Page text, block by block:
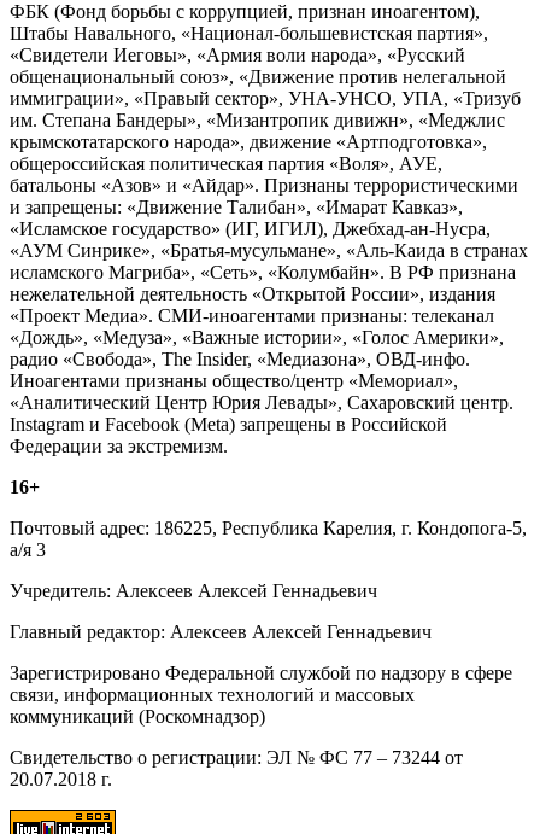
ФБК (Фонд борьбы с коррупцией, признан иноагентом),
Штабы Навального, «Национал-большевистская партия»,
«Свидетели Иеговы», «Армия воли народа», «Русский
общенациональный союз», «Движение против нелегальной
иммиграции», «Правый сектор», УНА-УНСО, УПА, «Тризуб
им. Степана Бандеры», «Мизантропик дивижн», «Меджлис
крымскотатарского народа», движение «Артподготовка»,
общероссийская политическая партия «Воля», АУЕ,
батальоны «Азов» и «Айдар». Признаны террористическими
и запрещены: «Движение Талибан», «Имарат Кавказ»,
«Исламское государство» (ИГ, ИГИЛ), Джебхад-ан-Нусра,
«АУМ Синрике», «Братья-мусульмане», «Аль-Каида в странах
исламского Магриба», «Сеть», «Колумбайн». В РФ признана
нежелательной деятельность «Открытой России», издания
«Проект Медиа». СМИ-иноагентами признаны: телеканал
«Дождь», «Медуза», «Важные истории», «Голос Америки»,
радио «Свобода», The Insider, «Медиазона», ОВД-инфо.
Иноагентами признаны общество/центр «Мемориал»,
«Аналитический Центр Юрия Левады», Сахаровский центр.
Instagram и Facebook (Metа) запрещены в Российской
Федерации за экстремизм.
16+
Почтовый адрес: 186225, Республика Карелия, г. Кондопога-5,
а/я 3
Учредитель: Алексеев Алексей Геннадьевич
Главный редактор: Алексеев Алексей Геннадьевич
Зарегистрировано Федеральной службой по надзору в сфере
связи, информационных технологий и массовых
коммуникаций (Роскомнадзор)
Свидетельство о регистрации: ЭЛ № ФС 77 – 73244 от
20.07.2018 г.